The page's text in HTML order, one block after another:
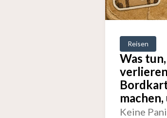
Reisen
Was
Keine